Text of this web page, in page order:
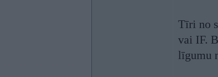
Tīri no
vai IF.
līgumu